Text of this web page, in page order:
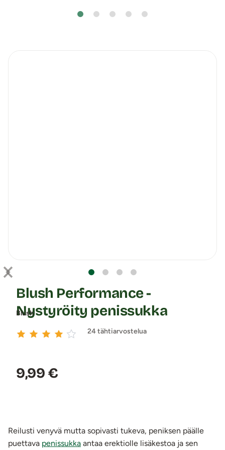
Blush
Blush Performance -
Nystyröity penissukka
24 tähtiarvostelua
Hinta:
9,99 €
Reilusti venyvä mutta sopivasti tukeva, peniksen päälle
puettava penissukka antaa erektiolle lisäkestoa ja sen